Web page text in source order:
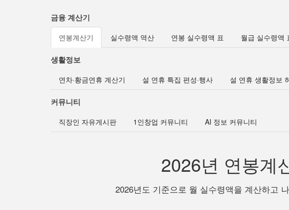
금융 계산기
연봉계산기 실수령액 역산 연봉 실수령액 표 월급 실수령액
생활정보
연차·황금연휴 계산기 설 연휴 특집 편성·행사 설 연휴 생활정보
커뮤니티
직장인 자유게시판 1인창업 커뮤니티 AI 정보 커뮤니티
2026년 연봉계
2026년도 기준으로 월 실수령액을 계산하고